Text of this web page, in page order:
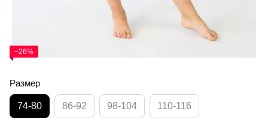
−26%
Размер
74-80 86-92 98-104 110-116